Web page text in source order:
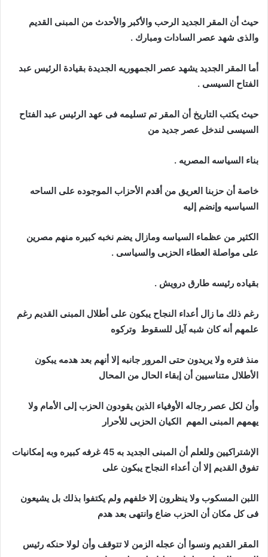
حيث أن المقر الجديد الرحب والأكبر والأحدث من المبنى القديم
والذى شهد عصر السادات ومبارك .
أما المقر الجديد يشهد عصر الجمهوريه الجديدة بقيادة الرئيس عبد
الفتاح السيسى .
حيث يكتب التاريخ أن المقر تم تسليمه فى عهد الرئيس عبد الفتاح
السيسى لندخل عصر جديد من
بناء السياسه المصريه .
خاصة أن حزبنا العريق من أقدم الأحزاب الموجوده على الساحه
السياسيه وإنضم إليه
الكثير من عظماء السياسه ومازال يضم نخبه كبيره منهم مصرين
على مواصلة العطاء الحزبى والسياسى .
بقياده رئيسه طارق درويش .
رغم ذلك ما زال أعداء النجاح يبكون على أطلال المبنى القديم رغم
علمهم أنه كان شبه آيل للسقوط وتركوه
منذ فتره ولا يريدون حتى المرور جانبه إلا أنهم بعد هدمه يبكون
الأطلال متناسيين أن إبقاء الحال من المحال
وأن لكل عصر رجاله الأوفياء الذين يقودون الحزب إلى الأمام ولا
يهمهم المبنى المهم الكيان الحزبى للأحرار
الإشتراكيين وللعلم أن المبنى الجديد به 45 غرفه كبيره وبه إمكانيات
تفوق القديم إلا أن أعداء النجاح يبكون على
اللبن المسكوب ولا ينظرون إلا خلفهم ولم يكتفوا بذلك بل يشيعون
فى كل مكان أن الحزب ضاع وانتهى بعد هدم
المقر القديم ونسوا أن عجله الزمن لا تتوقف وأن لولا حنكه رئيس